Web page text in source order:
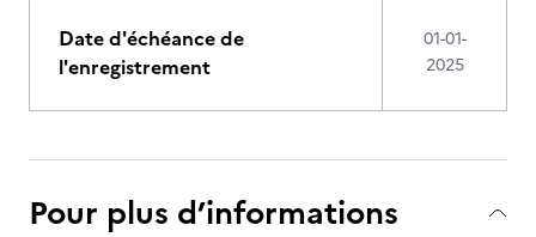
Date d'échéance de
l'enregistrement
01-01-
2025
Pour plus d’informations